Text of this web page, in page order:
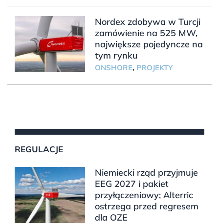
Nordex zdobywa w Turcji
zamówienie na 525 MW,
największe pojedyncze na
tym rynku
ONSHORE, PROJEKTY
REGULACJE
Niemiecki rząd przyjmuje
EEG 2027 i pakiet
przyłączeniowy; Alterric
ostrzega przed regresem
dla OZE